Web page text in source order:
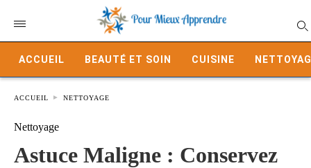
ACCUEIL BEAUTÉ ET SOIN CUISINE
ACCUEIL NETTOYAGE
Nettoyage
Astuce Maligne : Conservez